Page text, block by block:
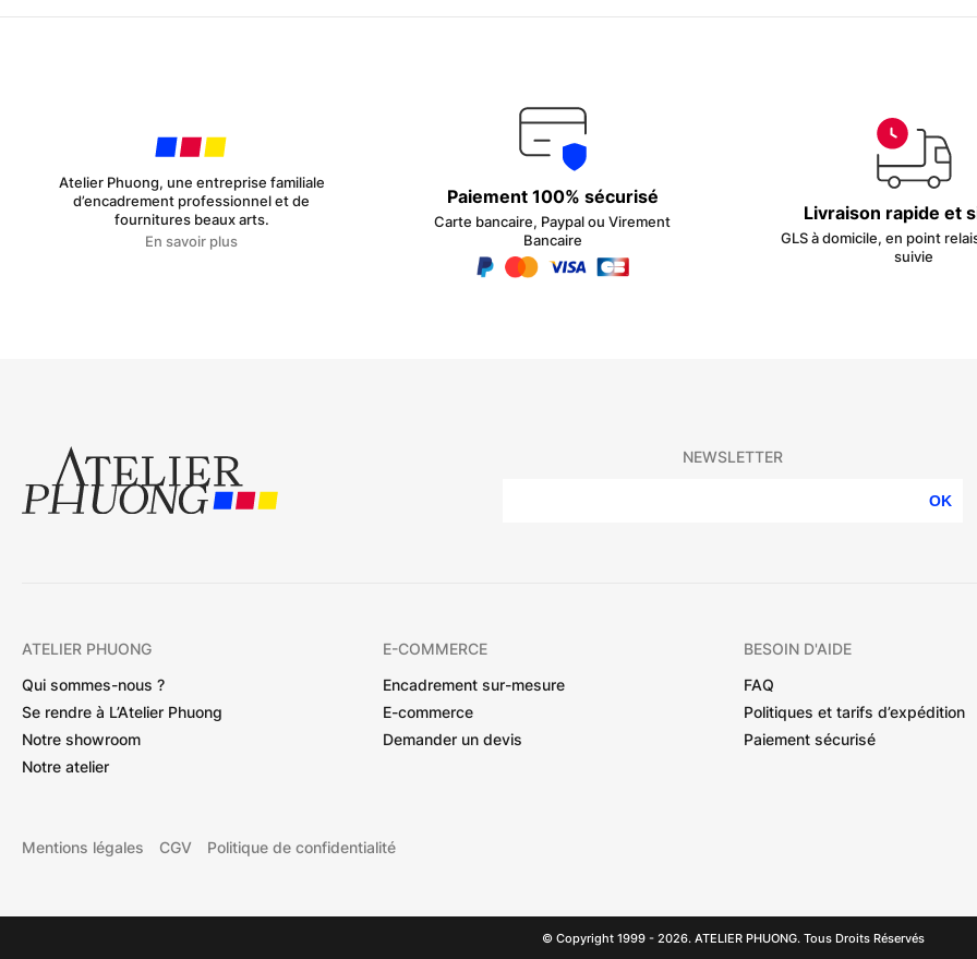
Atelier Phuong, une entreprise familiale
d’encadrement professionnel et de
fournitures beaux arts.
En savoir plus
Paiement 100% sécurisé
Carte bancaire, Paypal ou Virement
Bancaire
Livraison rapide et
GLS à domicile, en point
suivie
NEWSLETTER
OK
ATELIER PHUONG
Qui sommes-nous ?
Se rendre à L’Atelier Phuong
Notre showroom
Notre atelier
E-COMMERCE
Encadrement sur-mesure
E-commerce
Demander un devis
BESOIN D'AIDE
FAQ
Politiques et tarifs d’expédition
Paiement sécurisé
Mentions légales CGV Politique de confidentialité
© Copyright 1999 - 2026. ATELIER PHUONG. Tous Droits Réservés